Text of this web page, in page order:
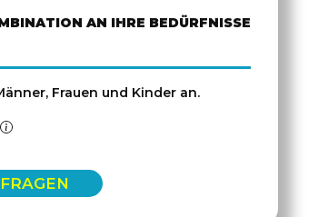
AN IHRE BEDÜRFNISSE
Frauen und Kinder an.